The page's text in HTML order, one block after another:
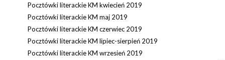
Pocztówki literackie KM kwiecień 2019
Pocztówki literackie KM maj 2019
Pocztówki literackie KM czerwiec 2019
Pocztówki literackie KM lipiec-sierpień 2019
Pocztówki literackie KM wrzesień 2019